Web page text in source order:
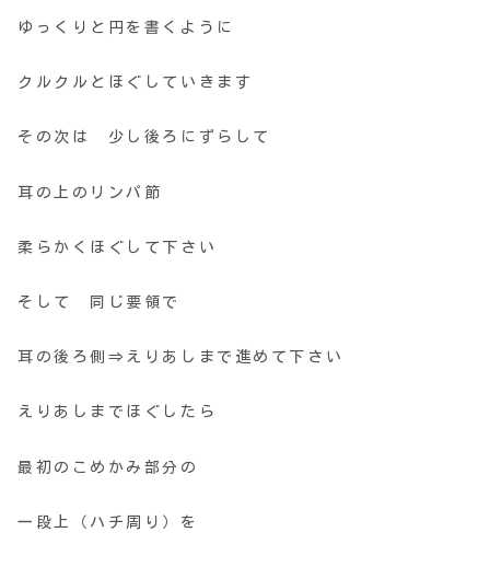
ゆっくりと円を書くように
クルクルとほぐしていきます
その次は 少し後ろにずらして
耳の上のリンパ節
柔らかくほぐして下さい
そして 同じ要領で
耳の後ろ側⇒えりあしまで進めて下さい
えりあしまでほぐしたら
最初のこめかみ部分の
一段上（ハチ周り）を